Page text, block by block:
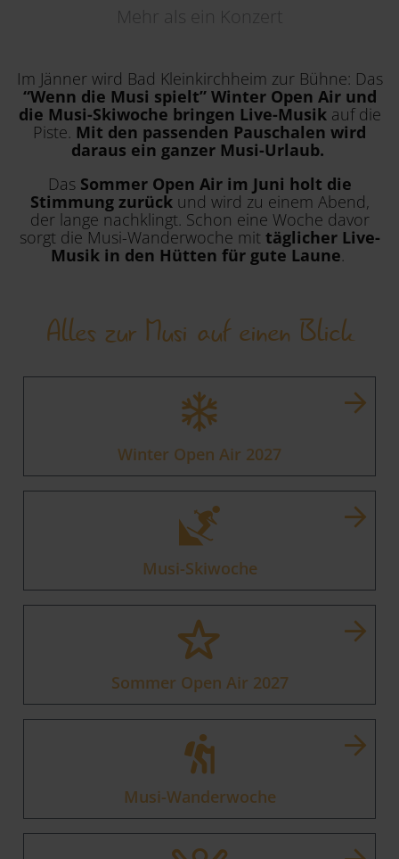
Mehr als ein Konzert
Im Jänner wird Bad Kleinkirchheim zur Bühne: Das
“Wenn die Musi spielt” Winter Open Air und
die Musi-Skiwoche bringen Live-Musikauf die
Piste. Mit den passenden Pauschalen wird
daraus ein ganzer Musi-Urlaub.
Das Sommer Open Air im Juni holt die
Stimmung zurück und wird zu einem Abend,
der lange nachklingt. Schon eine Woche davor
sorgt die Musi-Wanderwoche mit täglicher Live-
Musik in den Hütten für gute Laune.
Alles zur Musi auf einen Blick
Winter Open Air 2027
Musi-Skiwoche
Sommer Open Air 2027
Musi-Wanderwoche